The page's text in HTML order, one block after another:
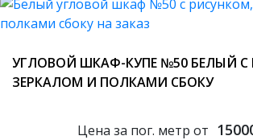
УГЛОВОЙ ШКАФ-КУПЕ №50 БЕЛЫЙ
ЗЕРКАЛОМ И ПОЛКАМИ СБОКУ
Цена за пог. метр от